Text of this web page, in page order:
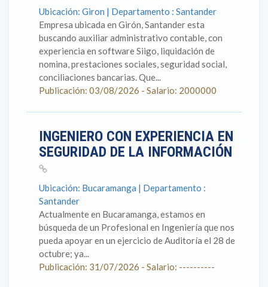
Ubicación: Giron | Departamento : Santander
Empresa ubicada en Girón, Santander esta
buscando auxiliar administrativo contable, con
experiencia en software Siigo, liquidación de
nomina, prestaciones sociales, seguridad social,
conciliaciones bancarias. Que...
Publicación: 03/08/2026 - Salario: 2000000
INGENIERO CON EXPERIENCIA EN
SEGURIDAD DE LA INFORMACIÓN
Ubicación: Bucaramanga | Departamento :
Santander
Actualmente en Bucaramanga, estamos en
búsqueda de un Profesional en Ingeniería que nos
pueda apoyar en un ejercicio de Auditoría el 28 de
octubre; ya...
Publicación: 31/07/2026 - Salario: ----------